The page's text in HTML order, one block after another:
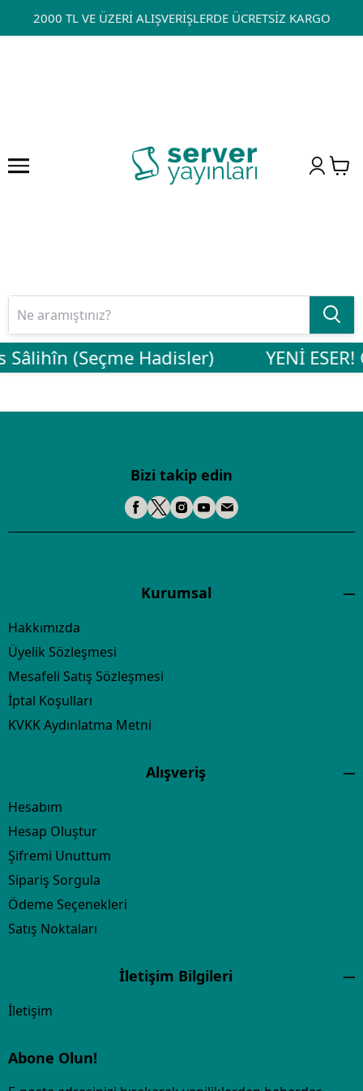
2000 TL VE ÜZERİ ALIŞVERİŞLERDE ÜCRETSİZ KARGO
Sâlihîn (Seçme Hadisler) YENİ
Bizi takip edin
Kurumsal
Hakkımızda
Üyelik Sözleşmesi
Mesafeli Satış Sözleşmesi
İptal Koşulları
KVKK Aydınlatma Metni
Alışveriş
Hesabım
Hesap Oluştur
Şifremi Unuttum
Sipariş Sorgula
Ödeme Seçenekleri
Satış Noktaları
İletişim Bilgileri
İletişim
Abone Olun!